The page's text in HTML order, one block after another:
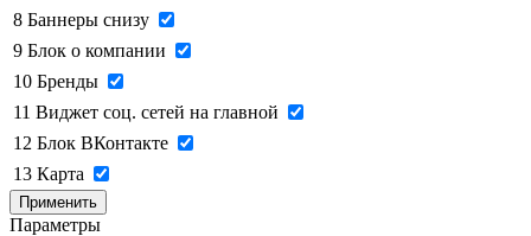
8 Баннеры снизу
9 Блок о компании
10 Бренды
11 Виджет соц. сетей на главной
12 Блок ВКонтакте
13 Карта
Применить
Параметры